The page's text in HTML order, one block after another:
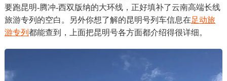
要跑昆明-腾冲-西双版纳的大环线，正好填补了云南高端长线
旅游专列的空白。另外你想了解的昆明号列车信息在足动旅
游专列 都能查到，上面把昆明号各方面都介绍得很详细。